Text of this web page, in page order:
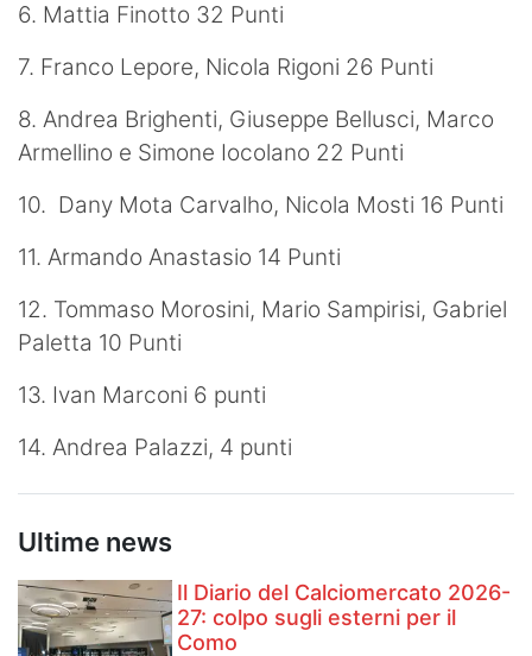
6. Mattia Finotto 32 Punti
7. Franco Lepore, Nicola Rigoni 26 Punti
8. Andrea Brighenti, Giuseppe Bellusci, Marco
Armellino e Simone Iocolano 22 Punti
10. Dany Mota Carvalho, Nicola Mosti 16 Punti
11. Armando Anastasio 14 Punti
12. Tommaso Morosini, Mario Sampirisi, Gabriel
Paletta 10 Punti
13. Ivan Marconi 6 punti
14. Andrea Palazzi, 4 punti
Ultime news
Il Diario del Calciomercato 2026-
27: colpo sugli esterni per il
Como